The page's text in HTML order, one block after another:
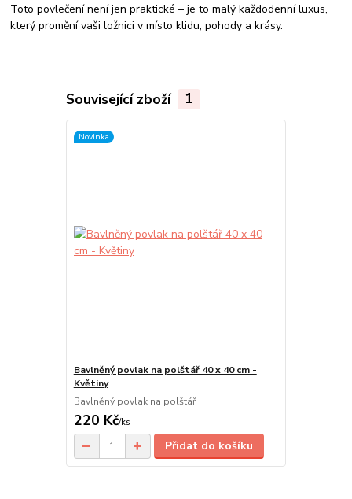
Toto povlečení není jen praktické – je to malý každodenní luxus,
který promění vaši ložnici v místo klidu, pohody a krásy.
Související zboží 1
Novinka
Bavlněný povlak na polštář 40 x 40 cm -
Květiny
Bavlněný povlak na polštář
220 Kč/ks
Přidat do košíku